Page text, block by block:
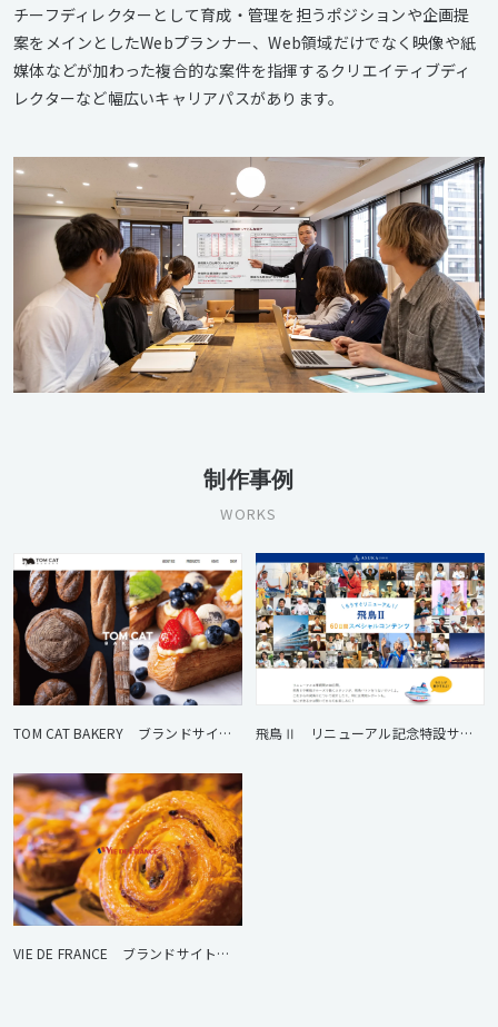
チーフディレクターとして育成・管理を担うポジションや企画提
案をメインとしたWebプランナー、Web領域だけでなく映像や紙
媒体などが加わった複合的な案件を指揮するクリエイティブディ
レクターなど幅広いキャリアパスがあります。
制作事例
WORKS
TOM CAT BAKERY ブランドサイト制作 飛鳥Ⅱ リニューアル記念特設サイト
VIE DE FRANCE ブランドサイト制作